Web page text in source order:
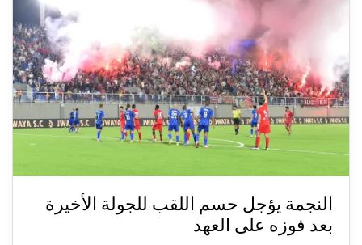
النجمة يؤجل حسم اللقب للجولة الأخيرة
بعد فوزه على العهد